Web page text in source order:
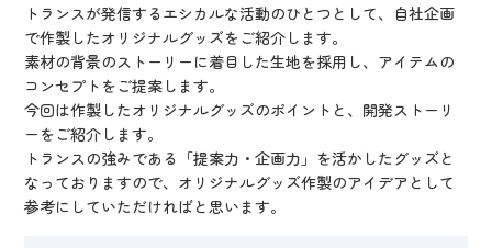
トランスが発信するエシカルな活動のひとつとして、自社企画
で作製したオリジナルグッズをご紹介します。
素材の背景のストーリーに着目した生地を採用し、アイテムの
コンセプトをご提案します。
今回は作製したオリジナルグッズのポイントと、開発ストーリ
ーをご紹介します。
トランスの強みである「提案力・企画力」を活かしたグッズと
なっておりますので、オリジナルグッズ作製のアイデアとして
参考にしていただければと思います。